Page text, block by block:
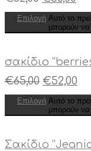
Επιλογή Αυτό το
μπορούν να
σακίδιο
€65,00 €52,00
Επιλογή Αυτό το
μπορούν να
Σακίδιο